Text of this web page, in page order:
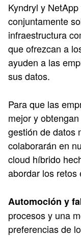
Kyndryl y
conjuntamente
infraestructura
que ofrezcan a
ayuden a las
sus datos.
Para que las
mejor y
gestión de datos
colaborarán en
cloud híbrido
abordar los retos
Automoción y
procesos y una
preferencias de